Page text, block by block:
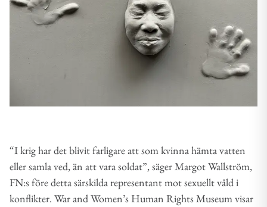
“I krig har det blivit farligare att som kvinna hämta vatten
eller samla ved, än att vara soldat”, säger Margot Wallström,
FN:s före detta särskilda representant mot sexuellt våld i
konflikter. War and Women’s Human Rights Museum visar